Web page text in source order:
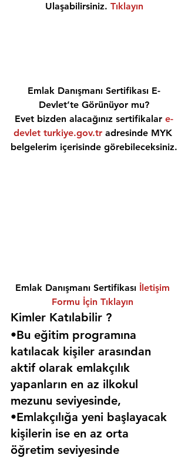
Ulaşabilirsiniz. Tıklayın
Emlak Danışmanı Sertifikası E-
Devlet’te Görünüyor mu?
Evet bizden alacağınız sertifikalar e-
devlet turkiye.gov.tr adresinde MYK
belgelerim içerisinde görebileceksiniz.
Emlak Danışmanı Sertifikası İletişim
Formu İçin Tıklayın
Kimler Katılabilir ?
•Bu eğitim programına
katılacak kişiler arasından
aktif olarak emlakçılık
yapanların en az ilkokul
mezunu seviyesinde,
•Emlakçılığa yeni başlayacak
kişilerin ise en az orta
öğretim seviyesinde